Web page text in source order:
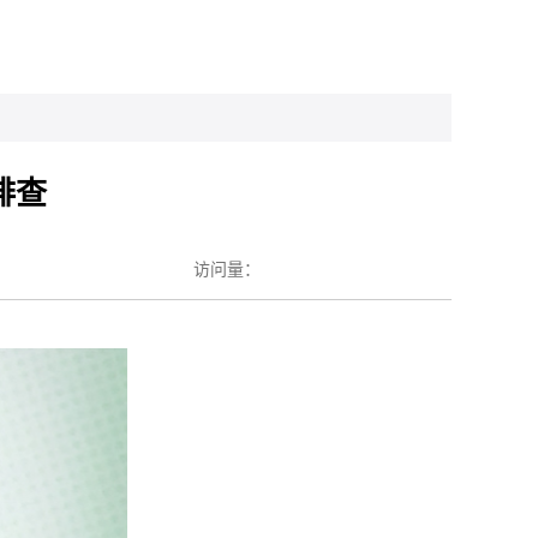
查
访问量：